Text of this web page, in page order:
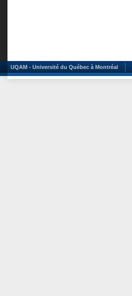
UQAM - Université du Québec à Montréal